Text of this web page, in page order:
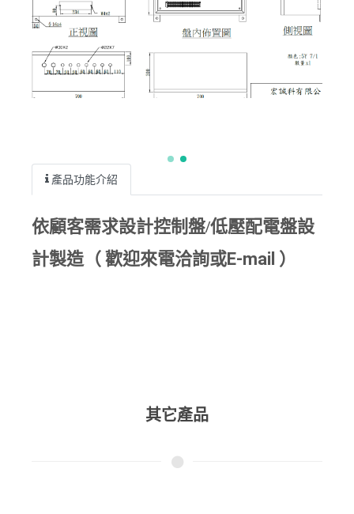
產品功能介紹
依顧客需求設計控制盤/低壓配電盤設
計製造（ 歡迎來電洽詢或E-mail ）
其它產品